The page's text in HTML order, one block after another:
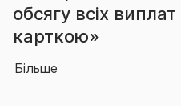
за «Зеленою